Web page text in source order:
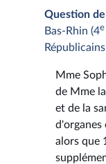
Question
Bas-Rhin (4e
Républicains
Mme
de Mme
et de la
d'organes
alors que